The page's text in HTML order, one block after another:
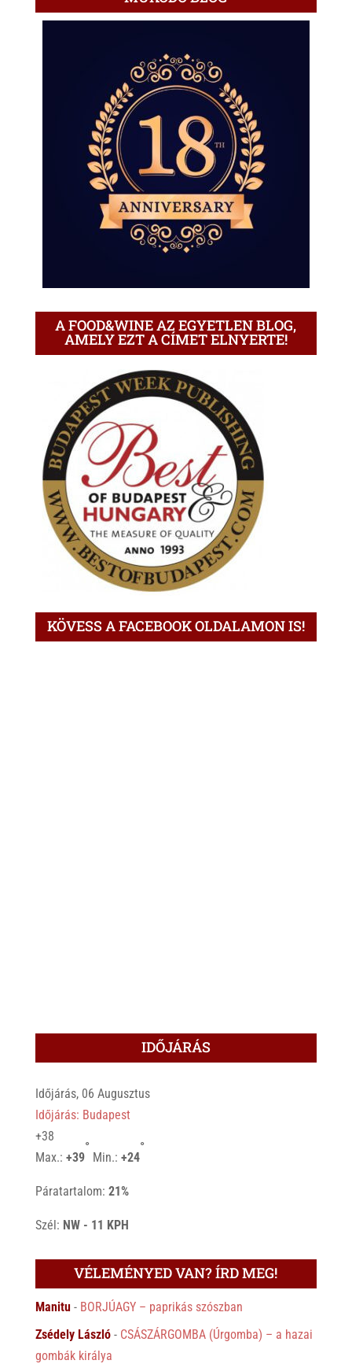
A FOOD&WINE AZ EGYETLEN BLOG,
AMELY EZT A CÍMET ELNYERTE!
KÖVESS A FACEBOOK OLDALAMON IS!
IDŐJÁRÁS
Időjárás, 06 Augusztus
Időjárás: Budapest
+38
Max.: +39
°
Min.: +24
°
Páratartalom: 21%
Szél: NW - 11 KPH
VÉLEMÉNYED VAN? ÍRD MEG!
Manitu- BORJÚAGY – paprikás szószban
Zsédely László- CSÁSZÁRGOMBA (Úrgomba) – a hazai
gombák királya